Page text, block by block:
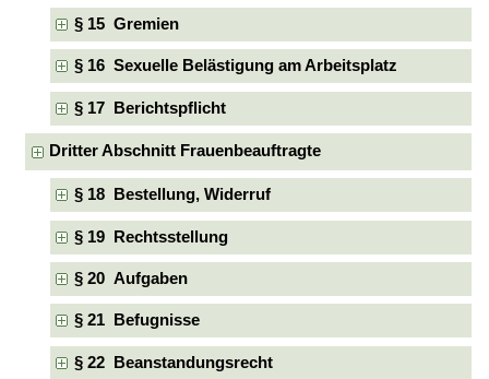
§ 15 Gremien
§ 16 Sexuelle Belästigung am Arbeitsplatz
§ 17 Berichtspflicht
Dritter Abschnitt Frauenbeauftragte
§ 18 Bestellung, Widerruf
§ 19 Rechtsstellung
§ 20 Aufgaben
§ 21 Befugnisse
§ 22 Beanstandungsrecht